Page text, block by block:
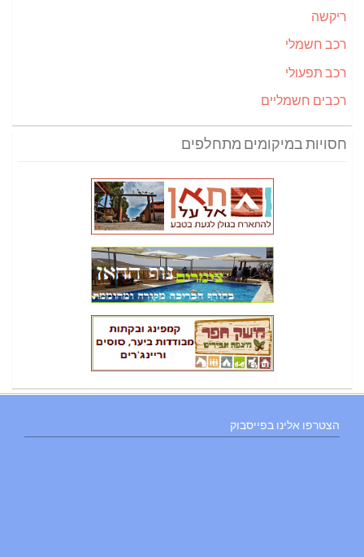
ריקשה
רכב חשמלי
רכב תפעולי
רכבים חשמליים
חסויות במיקומים מתחלפים
הצטרפו אלינו בפייסבוק